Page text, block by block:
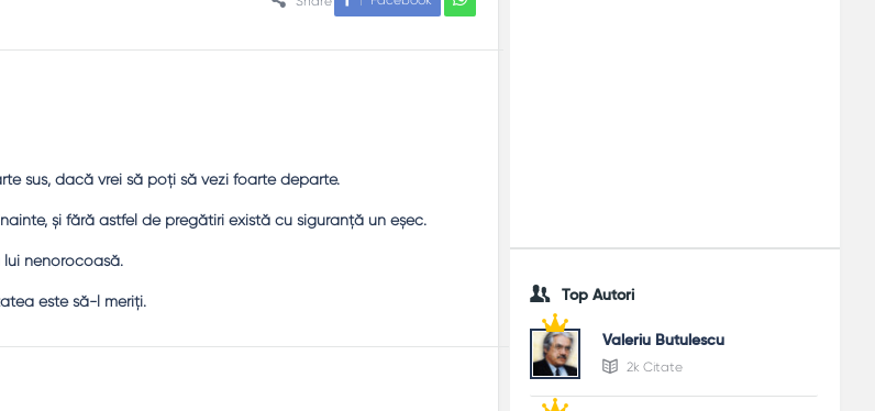
sus, dacă vrei să poţi să vezi foarte departe.
şi fără astfel de pregătiri există cu siguranţă un eşec.
nenorocoasă.
este să-l meriți. Top Autori
Valeriu Butulescu
2k Citate